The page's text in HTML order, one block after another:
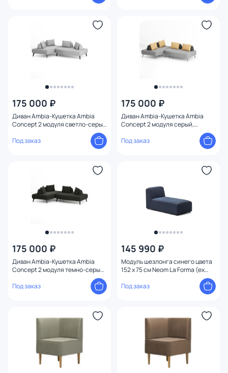
175 000 ₽
Диван Ambia-Кушетка Ambia
Concept 2 модуля светло-серый
Под заказ
175 000 ₽
Диван Ambia-Кушетка Ambia
Concept 2 модуля серый,
3069540
Под заказ
175 000 ₽
Диван Ambia-Кушетка Ambia
Concept 2 модуля темно-серый
Под заказ
145 990 ₽
Модуль шезлонга синего цвета
152 x 75 см Neom La Forma (ex
Под заказ